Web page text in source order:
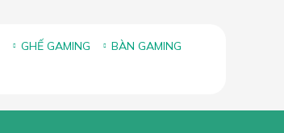
GHẾ GAMING
BÀN GAMING